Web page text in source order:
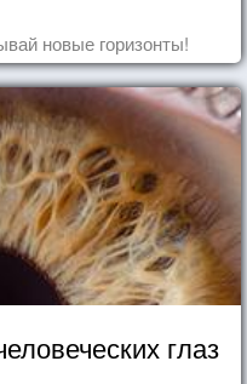
новые горизонты!
глаз